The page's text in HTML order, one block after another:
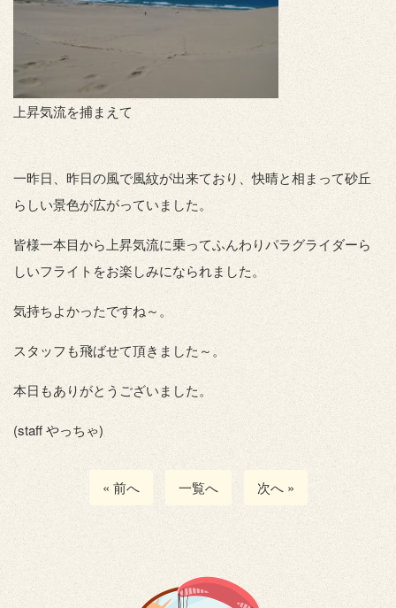
上昇気流を捕まえて
一昨日、昨日の風で風紋が出来ており、快晴と相まって砂丘
らしい景色が広がっていました。
皆様一本目から上昇気流に乗ってふんわりパラグライダーら
しいフライトをお楽しみになられました。
気持ちよかったですね～。
スタッフも飛ばせて頂きました～。
本日もありがとうございました。
(staff やっちゃ)
« 前へ 一覧へ 次へ »